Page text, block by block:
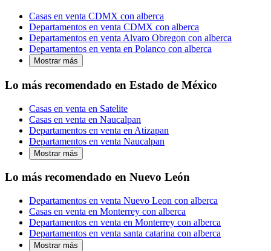
Casas en venta CDMX con alberca
Departamentos en venta CDMX con alberca
Departamentos en venta Alvaro Obregon con alberca
Departamentos en venta en Polanco con alberca
Mostrar más
Lo más recomendado en Estado de México
Casas en venta en Satelite
Casas en venta en Naucalpan
Departamentos en venta en Atizapan
Departamentos en venta Naucalpan
Mostrar más
Lo más recomendado en Nuevo León
Departamentos en venta Nuevo Leon con alberca
Casas en venta en Monterrey con alberca
Departamentos en venta en Monterrey con alberca
Departamentos en venta santa catarina con alberca
Mostrar más